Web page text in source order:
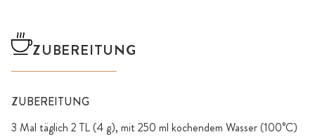
ZUBEREITUNG
ZUBEREITUNG
3 Mal täglich 2 TL (4 g), mit 250 ml kochendem Wasser (100°C)